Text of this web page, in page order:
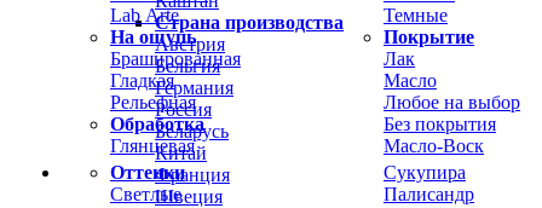
Lab Arte
На ощупь
Брашированная
Гладкая
Рельефная
Обработка
Глянцевая
Темные
Покрытие
Лак
Масло
Любое на выбор
Без покрытия
Масло-Воск
Оттенки
Светлые
Сукупира
Палисандр
Страна производства
Австрия
Бельгия
Германия
Россия
Беларусь
Китай
Франция
Швеция